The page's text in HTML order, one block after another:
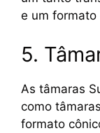
e um formato
5.
As tâmaras
como
formato